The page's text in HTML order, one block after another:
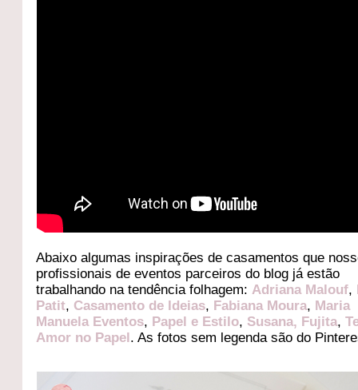
Abaixo algumas inspirações de casamentos que
profissionais de eventos parceiros do blog já estão
trabalhando na tendência folhagem:Adriana Malouf,
Patit, Casamento de Ideias, Fabiana Moura, Maria
Manuela Eventos, Papel e Estilo, Susana, Fujita,
Amor no Papel . As fotos sem legenda são do